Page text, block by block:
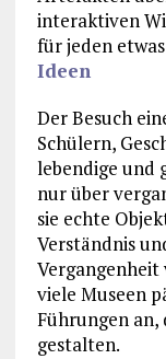
interaktiven
für jeden
Ideen
Der Besuch
Schülern,
lebendige und
nur über
sie echte
Verständnis
viele Museen
Führungen
gestalten.